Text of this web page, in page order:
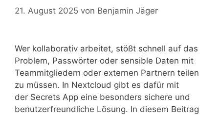
21. August 2025 von Benjamin Jäger
Wer kollaborativ arbeitet, stößt schnell auf das
Problem, Passwörter oder sensible Daten mit
Teammitgliedern oder externen Partnern teilen
zu müssen. In Nextcloud gibt es dafür mit
der Secrets App eine besonders sichere und
benutzerfreundliche Lösung. In diesem Beitrag